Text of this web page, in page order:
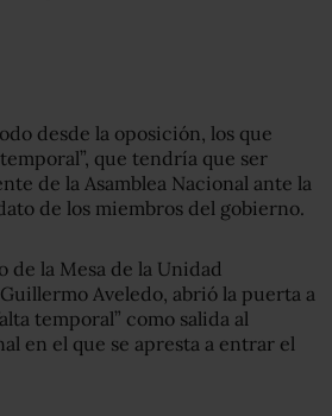
desde la oposición, los que
que tendría que ser
de la Asamblea Nacional ante la
de los miembros del gobierno.
de la Mesa de la Unidad
Aveledo, abrió la puerta a
temporal” como salida al
en el que se apresta a entrar el